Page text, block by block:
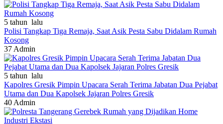
5 tahun lalu
Polisi Tangkap Tiga Remaja, Saat Asik Pesta Sabu Didalam Rumah
Kosong
37 Admin
5 tahun lalu
Kapolres Gresik Pimpin Upacara Serah Terima Jabatan Dua Pejabat
Utama dan Dua Kapolsek Jajaran Polres Gresik
40 Admin